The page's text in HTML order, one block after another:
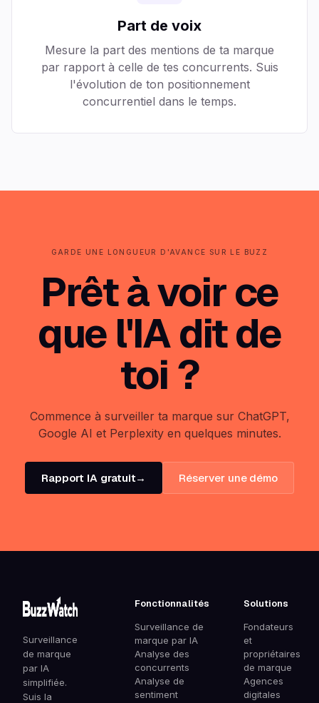
Part de voix
Mesure la part des mentions de ta marque
par rapport à celle de tes concurrents. Suis
l'évolution de ton positionnement
concurrentiel dans le temps.
GARDE UNE LONGUEUR D'AVANCE SUR LE BUZZ
Prêt à voir ce
que l'IA dit de
toi ?
Commence à surveiller ta marque sur ChatGPT,
Google AI et Perplexity en quelques minutes.
Rapport IA gratuit→ Réserver une démo
Surveillance
de marque
par IA
simplifiée.
Suis la
Fonctionnalités
Surveillance de
marque par IA
Analyse des
concurrents
Analyse de
sentiment
Solutions
Fondateurs
et
propriétaires
de marque
Agences
digitales